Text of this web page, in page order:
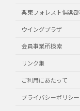
栗東フォレスト倶楽部
ウイングプラザ
会員事業所検索
リンク集
ご利用にあたって
プライバシーポリシー